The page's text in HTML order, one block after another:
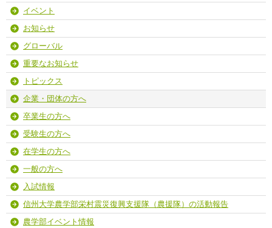
イベント
お知らせ
グローバル
重要なお知らせ
トピックス
企業・団体の方へ
卒業生の方へ
受験生の方へ
在学生の方へ
一般の方へ
入試情報
信州大学農学部栄村震災復興支援隊（農援隊）の活動報告
農学部イベント情報